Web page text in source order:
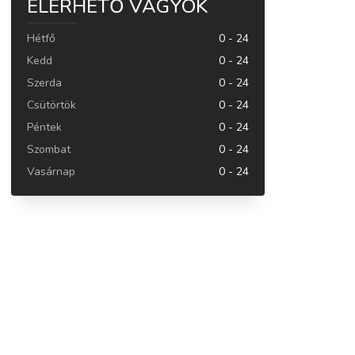
ELÉRHETŐ VAGYOK
Hétfő
0 - 24
Kedd
0 - 24
Szerda
0 - 24
Csütörtök
0 - 24
Péntek
0 - 24
Szombat
0 - 24
Vasárnap
0 - 24